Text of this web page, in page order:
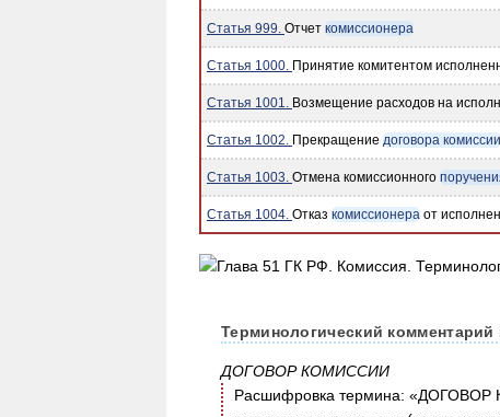
Статья 999. Отчет комиссионера
Статья 1000. Принятие комитентом
Статья 1001. Возмещение расходов на
Статья 1002. Прекращение договора комиссии
Статья 1003. Отмена комиссионного
Статья 1004. Отказ комиссионера от
Терминологический комментарий
ДОГОВОР КОМИССИИ
Расшифровка термина: